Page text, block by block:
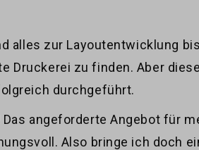
alles zur Layoutentwicklung
Druckerei zu finden. Aber
durchgeführt.
angeforderte Angebot für
Also bringe ich doch